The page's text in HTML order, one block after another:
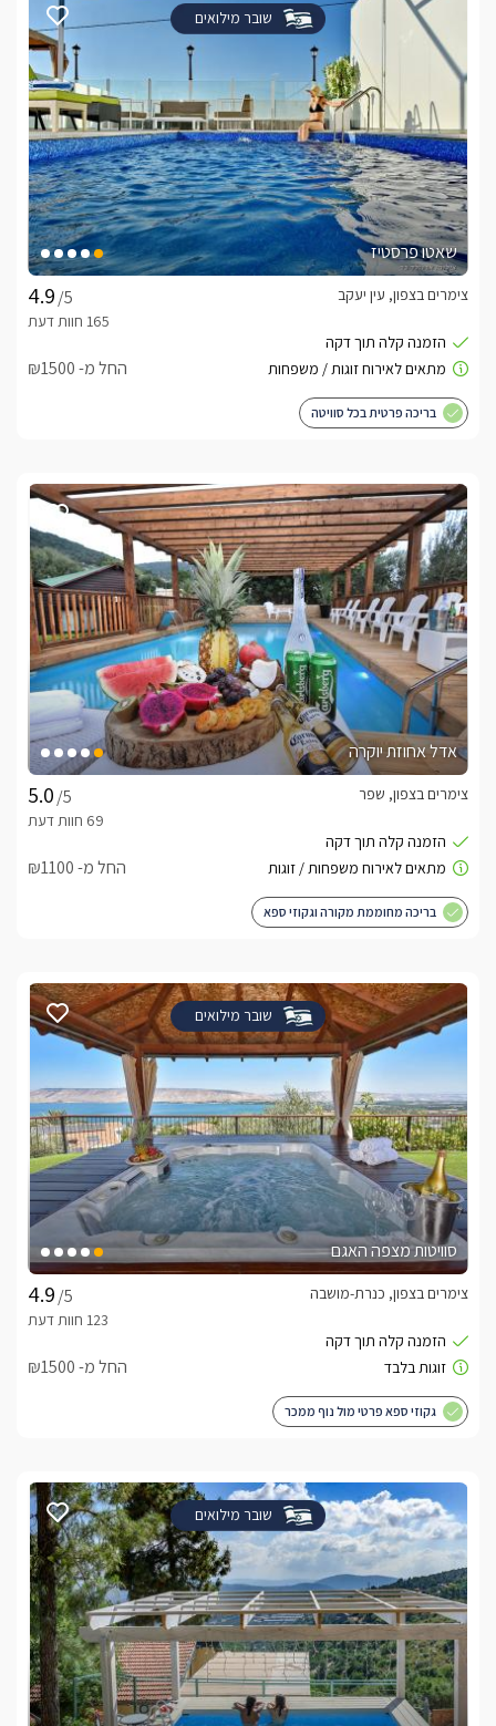
שובר מילואים
שאטו פרסטיז
/5
צימרים בצפון, עין יעקב
החל מ- ₪1500
בריכה פרטית בכל סוויטה
אדל אחוזת יוקרה
/5
צימרים בצפון, שפר
החל מ- ₪1100
בריכה מחוממת מקורה וגקוזי ספא
שובר מילואים
סוויטות מצפה האגם
/5
צימרים בצפון, כנרת-מושבה
החל מ- ₪1500
גקוזי ספא פרטי מול נוף ממכר
שובר מילואים